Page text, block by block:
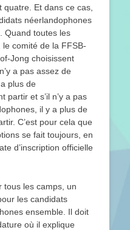
quatre. Et dans ce cas,
néerlandophones
Quand toutes les
comité de la FFSB-
Jong choisissent
a pas assez de
plus de
partir et s’il n’y a pas
il y a plus de
C’est pour cela que
se fait toujours, en
d’inscription officielle
tous les camps, un
les candidats
ensemble. Il doit
où il explique